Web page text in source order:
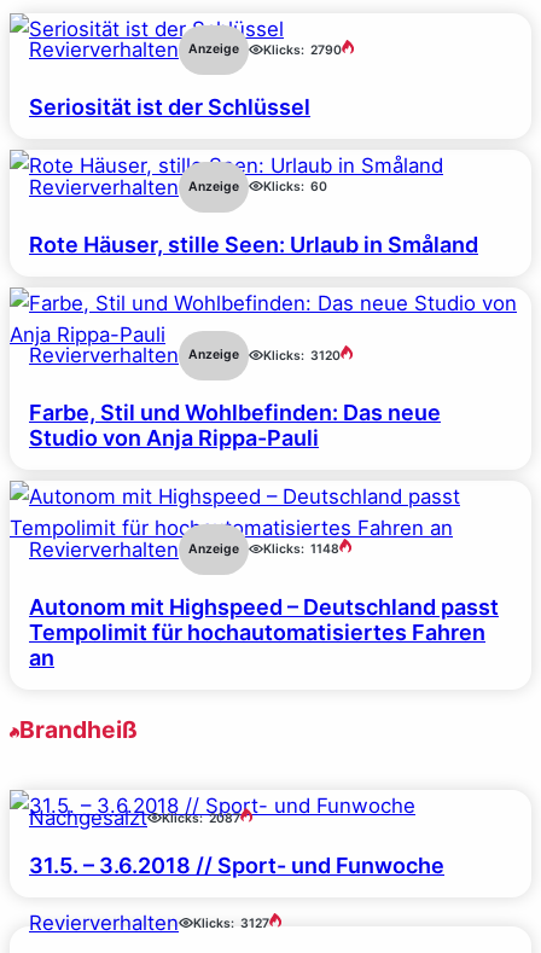
Revierverhalten Anzeige Klicks: 2790
Seriosität ist der Schlüssel
Revierverhalten Anzeige Klicks: 60
Rote Häuser, stille Seen: Urlaub in Småland
Revierverhalten Anzeige Klicks: 3120
Farbe, Stil und Wohlbefinden: Das neue
Studio von Anja Rippa-Pauli
Revierverhalten Anzeige Klicks: 1148
Autonom mit Highspeed – Deutschland passt
Tempolimit für hochautomatisiertes Fahren
an
Brandheiß
Nachgesalzt Klicks: 2087
31.5. – 3.6.2018 // Sport- und Funwoche
Revierverhalten Klicks: 3127